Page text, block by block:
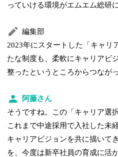
っていける環境がエムエム総研
編集部
2023年にスタートした「キャリ
たな制度も、柔軟にキャリアビ
整ったというところからつなが
阿藤さん
そうですね。この「キャリア選
これまで中途採用で入社した未
キャリアビジョンを共に描いて
を、今度は新卒社員の育成に活